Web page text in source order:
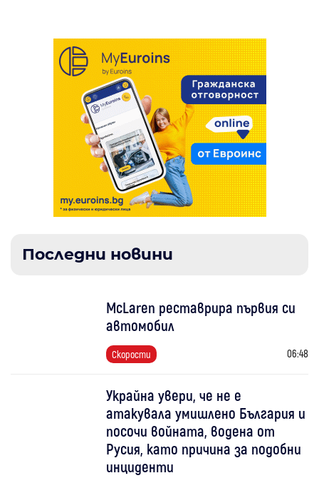
Последни новини
McLaren реставрира първия си
автомобил
Скорости 06:48
Украйна увери, че не е
атакувала умишлено България и
посочи войната, водена от
Русия, като причина за подобни
инциденти